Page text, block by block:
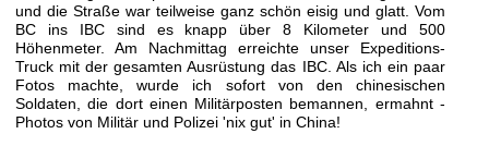
und die Straße war teilweise ganz schön eisig und glatt. Vom
BC ins IBC sind es knapp über 8 Kilometer und 500
Höhenmeter. Am Nachmittag erreichte unser Expeditions-
Truck mit der gesamten Ausrüstung das IBC. Als ich ein paar
Fotos machte, wurde ich sofort von den chinesischen
Soldaten, die dort einen Militärposten bemannen, ermahnt -
Photos von Militär und Polizei 'nix gut' in China!